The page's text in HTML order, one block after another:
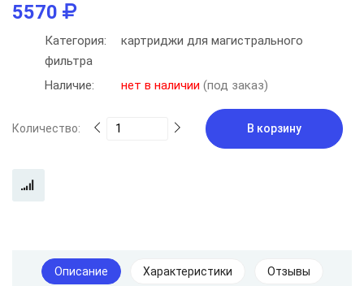
5570
Категория:
картриджи для магистрального
фильтра
Наличие:
нет в наличии (под заказ)
Количество: В корзину
Описание Характеристики Отзывы